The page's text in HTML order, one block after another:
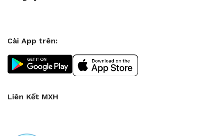
Cài App trên:
Liên Kết MXH